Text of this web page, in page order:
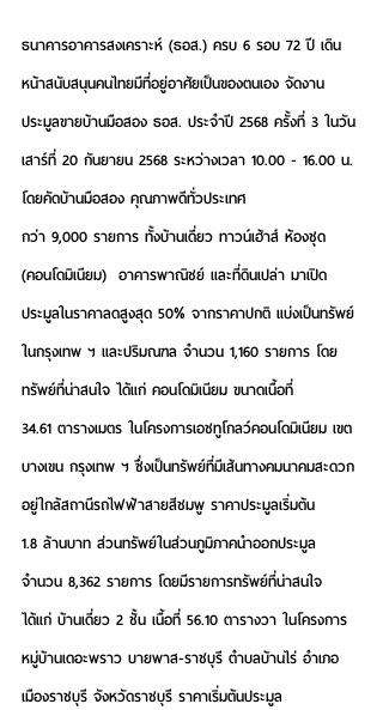
ธนาคารอาคารสงเคราะห์ (ธอส.) ครบ 6 รอบ 72 ปี เดิน
หน้าสนับสนุนคนไทยมีที่อยู่อาศัยเป็นของตนเอง จัดงาน
ประมูลขายบ้านมือสอง ธอส. ประจำปี 2568 ครั้งที่ 3 ในวัน
เสาร์ที่ 20 กันยายน 2568 ระหว่างเวลา 10.00 - 16.00 น.
โดยคัดบ้านมือสอง คุณภาพดีทั่วประเทศ
กว่า 9,000 รายการ ทั้งบ้านเดี่ยว ทาวน์เฮ้าส์ ห้องชุด
(คอนโดมิเนียม)  อาคารพาณิชย์ และที่ดินเปล่า มาเปิด
ประมูลในราคาลดสูงสุด 50% จากราคาปกติ แบ่งเป็นทรัพย์
ในกรุงเทพ ฯ และปริมณฑล จำนวน 1,160 รายการ โดย
ทรัพย์ที่น่าสนใจ ได้แก่ คอนโดมิเนียม ขนาดเนื้อที่
34.61 ตารางเมตร ในโครงการเอชทูโกลว์คอนโดมิเนียม เขต
บางเขน กรุงเทพ ฯ ซึ่งเป็นทรัพย์ที่มีเส้นทางคมนาคมสะดวก
อยู่ใกล้สถานีรถไฟฟ้าสายสีชมพู ราคาประมูลเริ่มต้น
1.8 ล้านบาท ส่วนทรัพย์ในส่วนภูมิภาคนำออกประมูล
จำนวน 8,362 รายการ โดยมีรายการทรัพย์ที่น่าสนใจ
ได้แก่ บ้านเดี่ยว 2 ชั้น เนื้อที่ 56.10 ตารางวา ในโครงการ
หมู่บ้านเดอะพราว บายพาส-ราชบุรี ตำบลบ้านไร่ อำเภอ
เมืองราชบุรี จังหวัดราชบุรี ราคาเริ่มต้นประมูล